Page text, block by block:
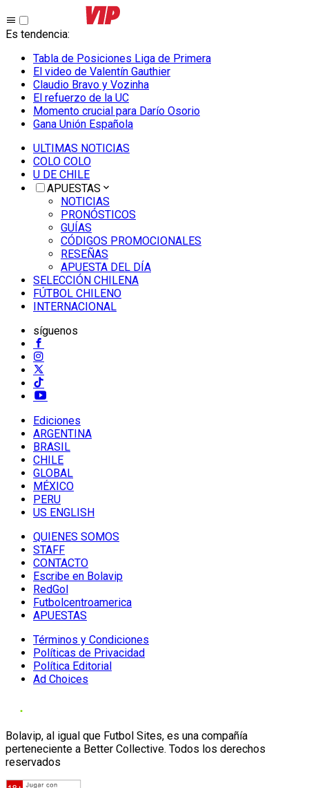
Es tendencia:
Tabla de Posiciones Liga de Primera
El video de Valentín Gauthier
Claudio Bravo y Vozinha
El refuerzo de la UC
Momento crucial para Darío Osorio
Gana Unión Española
ULTIMAS NOTICIAS
COLO COLO
U DE CHILE
APUESTAS
NOTICIAS
PRONÓSTICOS
GUÍAS
CÓDIGOS PROMOCIONALES
RESEÑAS
APUESTA DEL DÍA
SELECCIÓN CHILENA
FÚTBOL CHILENO
INTERNACIONAL
síguenos
Ediciones
ARGENTINA
BRASIL
CHILE
GLOBAL
MÉXICO
PERU
US ENGLISH
QUIENES SOMOS
STAFF
CONTACTO
Escribe en Bolavip
RedGol
Futbolcentroamerica
APUESTAS
Términos y Condiciones
Políticas de Privacidad
Política Editorial
Ad Choices
Bolavip, al igual que Futbol Sites, es una compañía
perteneciente a Better Collective. Todos los derechos
reservados